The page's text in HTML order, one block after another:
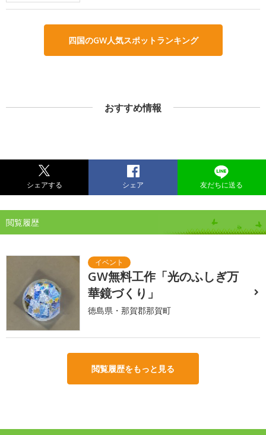
四国のGW人気スポットランキング
おすすめ情報
シェアする シェア 友だちに送る
閲覧履歴
GW無料工作「光のふしぎ万
華鏡づくり」
徳島県・那賀郡那賀町
閲覧履歴をもっと見る